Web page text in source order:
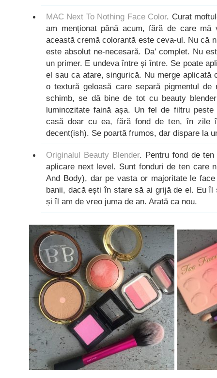
MAC Next To Nothing Face Color. Curat
am menționat până acum, fără de care mă
această cremă colorantă este ceva-ul. Nu că
este absolut ne-necesară. Da’ complet. Nu
un primer. E undeva între și între. Se poate
el sau ca atare, singurică. Nu merge aplicată
o textură geloasă care separă pigmentul de
schimb, se dă bine de tot cu beauty
luminozitate faină așa. Un fel de filtru
casă doar cu ea, fără fond de ten, în zile
decent(ish). Se poartă frumos, dar dispare la
Originalul Beauty Blender. Pentru fond de
aplicare next level. Sunt fonduri de ten care
And Body), dar pe vasta or majoritate le
banii, dacă ești în stare să ai grijă de el. Eu îl
și îl am de vreo juma de an. Arată ca nou.